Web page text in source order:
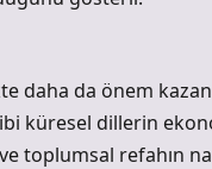
daha da önem
küresel dillerin
toplumsal refahın